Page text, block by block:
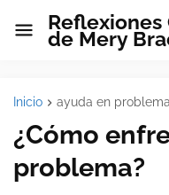
Reflexiones
de Mery
Inicio ayuda en
¿Cómo
problema?